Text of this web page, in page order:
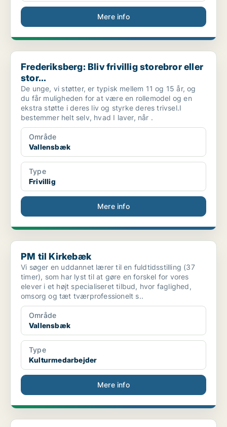
Mere info
Frederiksberg: Bliv frivillig storebror eller stor...
Frederiksberg: Bliv frivillig storebror eller
stor...
De unge, vi støtter, er typisk mellem 11 og 15 år, og
du får muligheden for at være en rollemodel og en
ekstra støtte i deres liv og styrke deres trivsel.I
bestemmer helt selv, hvad I laver, når .
Område
Vallensbæk
Type
Frivillig
Mere info
PM til Kirkebæk
PM til Kirkebæk
Vi søger en uddannet lærer til en fuldtidsstilling (37
timer), som har lyst til at gøre en forskel for vores
elever i et højt specialiseret tilbud, hvor faglighed,
omsorg og tæt tværprofessionelt s..
Område
Vallensbæk
Type
Kulturmedarbejder
Mere info
Sanitør til vores Fugtafdeling i København